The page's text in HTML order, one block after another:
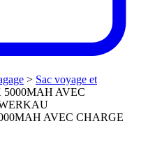
> Sac voyage et
AVEC
AVEC CHARGE